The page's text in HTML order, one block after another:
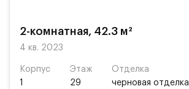
2-комнатная, 42.3 м²
4 кв. 2023
Корпус
1
Этаж
29
Отделка
черновая отделка